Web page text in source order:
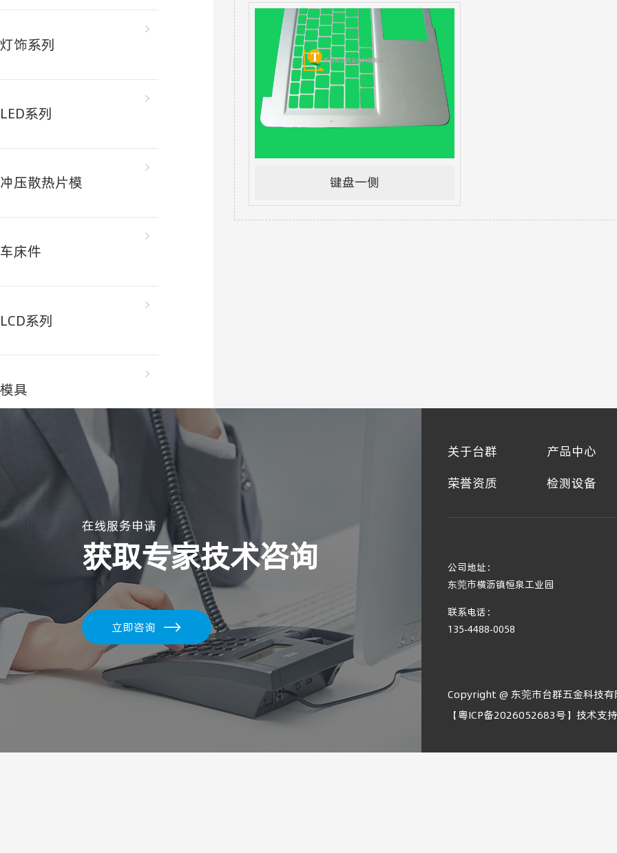
灯饰系列
LED系列
冲压散热片模
车床件
LCD系列
模具
电视机系列
弹片系列
笔电金属本系列
键盘一侧
在线服务申请
获取专家技术咨询
立即咨询
关于台群
产品中心
荣誉资质
检测设备
公司地址：
东莞市横沥镇恒泉工业园
联系电话：
135-4488-0058
Copyright @ 东莞市台群五金科技
【粤ICP备2026052683号】技术支